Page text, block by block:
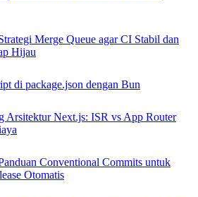
Merge Queue agar CI Stabil dan
Hijau
di package.json dengan Bun
Arsitektur Next.js: ISR vs App Router
Conventional Commits untuk
Otomatis